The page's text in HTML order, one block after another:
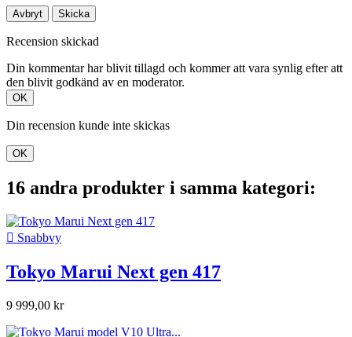
Avbryt Skicka
Recension skickad
Din kommentar har blivit tillagd och kommer att vara synlig efter att
den blivit godkänd av en moderator.
OK
Din recension kunde inte skickas
OK
16 andra produkter i samma kategori:
 Snabbvy
Tokyo Marui Next gen 417
9 999,00 kr